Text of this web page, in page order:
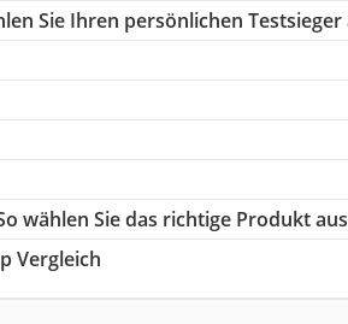
Sie Ihren persönlichen
wählen Sie das richtige Produkt
Vergleich